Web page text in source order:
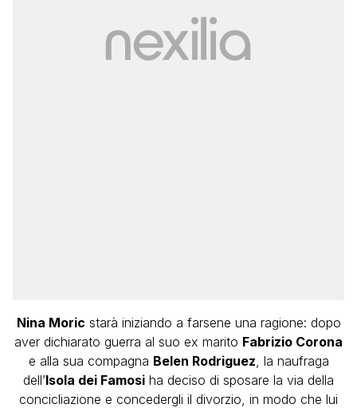
Nina Moric starà iniziando a farsene una ragione: dopo
aver dichiarato guerra al suo ex marito Fabrizio Corona
e alla sua compagna Belen Rodriguez , la naufraga
dell’Isola dei Famosi ha deciso di sposare la via della
concicliazione e concedergli il divorzio, in modo che lui